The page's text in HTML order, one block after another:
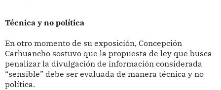
Técnica y no política
En otro momento de su exposición, Concepción
Carhuancho sostuvo que la propuesta de ley que busca
penalizar la divulgación de información considerada
“sensible” debe ser evaluada de manera técnica y no
política.